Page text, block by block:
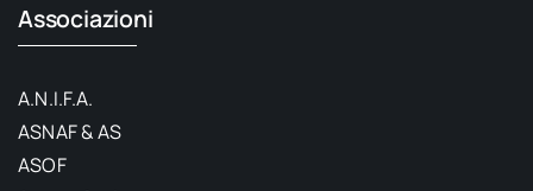
Associazioni
A.N.I.F.A.
ASNAF & AS
ASOF